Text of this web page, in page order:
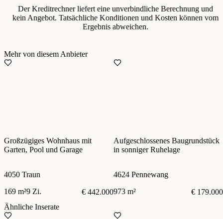
Der Kreditrechner liefert eine unverbindliche Berechnung und
kein Angebot. Tatsächliche Konditionen und Kosten können vom
Ergebnis abweichen.
Mehr von diesem Anbieter
Großzügiges Wohnhaus mit
Garten, Pool und Garage
4050 Traun
169 m²9 Zi. € 442.000
Aufgeschlossenes Baugrundstück
in sonniger Ruhelage
4624 Pennewang
973 m²
€ 179.000
Ähnliche Inserate